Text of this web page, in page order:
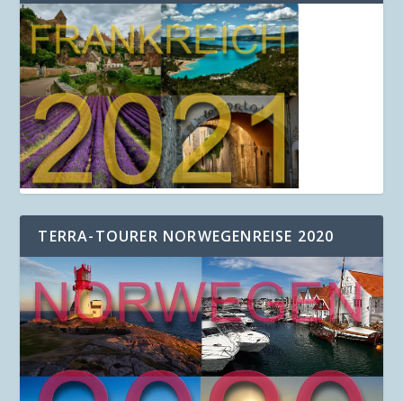
TERRA-TOURER NORWEGENREISE 2020